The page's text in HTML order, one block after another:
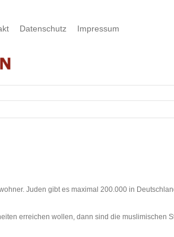
Datenschutz Impressum
Juden gibt es maximal 200.000 in
erreichen wollen, dann sind die muslimischen